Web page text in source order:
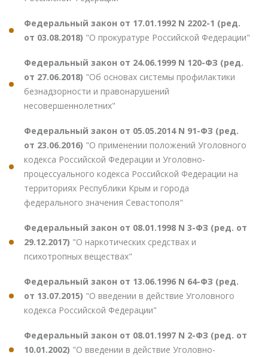
Федеральный закон от 17.01.1992 N 2202-1 (ред.
от 03.08.2018) "О прокуратуре Российской Федерации"
Федеральный закон от 24.06.1999 N 120-ФЗ (ред.
от 27.06.2018) "Об основах системы профилактики
безнадзорности и правонарушений
несовершеннолетних"
Федеральный закон от 05.05.2014 N 91-ФЗ (ред.
от 23.06.2016) "О применении положений Уголовного
кодекса Российской Федерации и Уголовно-
процессуального кодекса Российской Федерации на
территориях Республики Крым и города
федерального значения Севастополя"
Федеральный закон от 08.01.1998 N 3-ФЗ (ред. от
29.12.2017) "О наркотических средствах и
психотропных веществах"
Федеральный закон от 13.06.1996 N 64-ФЗ (ред.
от 13.07.2015) "О введении в действие Уголовного
кодекса Российской Федерации"
Федеральный закон от 08.01.1997 N 2-ФЗ (ред. от
10.01.2002) "О введении в действие Уголовно-